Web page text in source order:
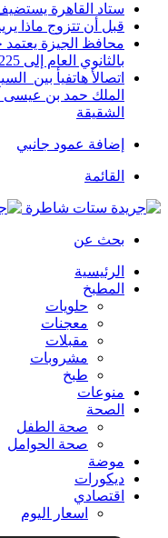
ستاد القاهرة يستضيف مباريات 5
قبل أن تتزوج ماذا
محافظ الجيزة يعتمد
بالثانوي العام إلى 225 درجة
اتصالأ هاتفيأ بين
الملك حمد بن عيسى
الشقيقة
إضافة عمود جانبي
القائمة
بحث عن
الرئيسية
المطبخ
حلويات
معجنات
مقبلات
مشروبات
طبخ
منوعات
الصحة
صحة الطفل
صحة الحوامل
موضة
ديكورات
اقتصادي
اسعار اليوم